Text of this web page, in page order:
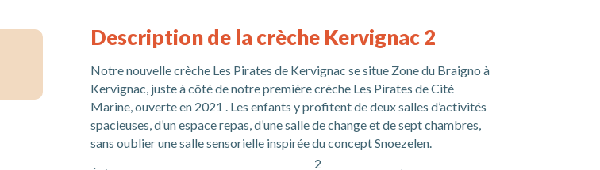
Description de la crèche Kervignac 2
Notre nouvelle crèche Les Pirates de Kervignac se situe Zone du Braigno à
Kervignac, juste à côté de notre première crèche Les Pirates de Cité
Marine, ouverte en 2021 . Les enfants y profitent de deux salles d’activités
spacieuses, d’un espace repas, d’une salle de change et de sept chambres,
sans oublier une salle sensorielle inspirée du concept Snoezelen.
2